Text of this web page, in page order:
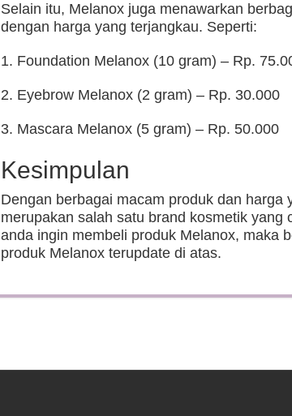
Selain itu, Melanox juga menawarkan
dengan harga yang terjangkau. Seperti:
1. Foundation Melanox (10 gram) – Rp.
2. Eyebrow Melanox (2 gram) – Rp. 30.000
3. Mascara Melanox (5 gram) – Rp. 50.000
Kesimpulan
Dengan berbagai macam produk dan harga
merupakan salah satu brand kosmetik yang
anda ingin membeli produk Melanox, maka
produk Melanox terupdate di atas.